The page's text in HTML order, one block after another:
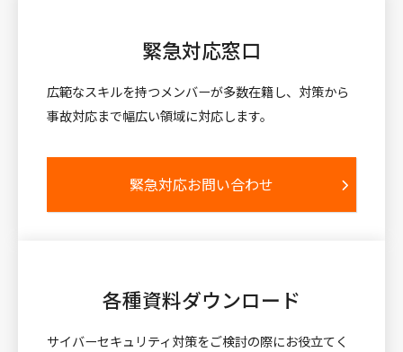
緊急対応窓口
広範なスキルを持つメンバーが多数在籍し、対策から
事故対応まで幅広い領域に対応します。
緊急対応お問い合わせ
各種資料ダウンロード
サイバーセキュリティ対策をご検討の際にお役立てく